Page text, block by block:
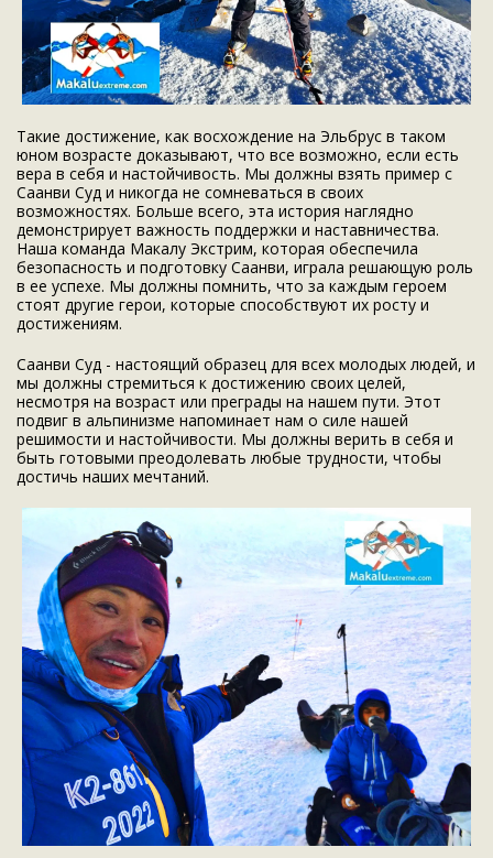
Такие достижение, как восхождение на Эльбрус в таком
юном возрасте доказывают, что все возможно, если есть
вера в себя и настойчивость. Мы должны взять пример с
Саанви Суд и никогда не сомневаться в своих
возможностях. Больше всего, эта история наглядно
демонстрирует важность поддержки и наставничества.
Наша команда Макалу Экстрим, которая обеспечила
безопасность и подготовку Саанви, играла решающую роль
в ее успехе. Мы должны помнить, что за каждым героем
стоят другие герои, которые способствуют их росту и
достижениям.
Саанви Суд - настоящий образец для всех молодых людей, и
мы должны стремиться к достижению своих целей,
несмотря на возраст или преграды на нашем пути. Этот
подвиг в альпинизме напоминает нам о силе нашей
решимости и настойчивости. Мы должны верить в себя и
быть готовыми преодолевать любые трудности, чтобы
достичь наших мечтаний.